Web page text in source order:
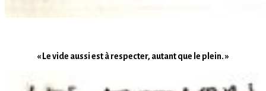
« Le vide aussi est à respecter, autant que le plein. »